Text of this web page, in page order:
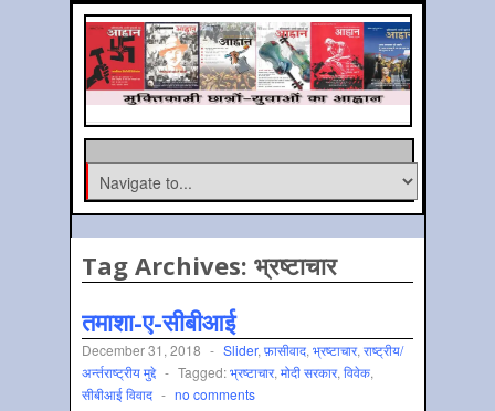
Tag Archives: भ्रष्टाचार
तमाशा-ए-सीबीआई
December 31, 2018 - Slider, फ़ासीवाद, भ्रष्‍टाचार, राष्‍ट्रीय/
अर्न्‍तराष्‍ट्रीय मुद्दे - Tagged:भ्रष्टाचार, मोदी सरकार, विवेक,
सीबीआई विवाद - no comments